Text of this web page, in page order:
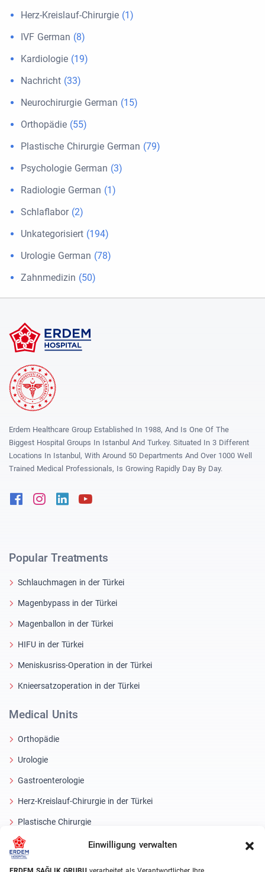
Einwilligung verwalten
Herz-Kreislauf-Chirurgie (1)
IVF German (8)
Kardiologie (19)
Nachricht (33)
Neurochirurgie German (15)
Orthopädie (55)
Plastische Chirurgie German (79)
Psychologie German (3)
Radiologie German (1)
Schlaflabor(2)
Unkategorisiert (194)
Urologie German (78)
Zahnmedizin (50)
Erdem Healthcare Group Established In 1988, And Is One Of The
Biggest Hospital Groups In Istanbul And Turkey. Situated In 3 Different
Locations In Istanbul, With Around 50 Departments And Over 1000 Well
Trained Medical Professionals, Is Growing Rapidly Day By Day.
FacebookInstagram
Linkedin
Popular Treatments
Schlauchmagen in der Türkei
Magenbypass in der Türkei
Magenballon in der Türkei
HIFU in der Türkei
Meniskusriss-Operation in der Türkei
Knieersatzoperation in der Türkei
Medical Units
Orthopädie
Urologie
Gastroenterologie
Herz-Kreislauf-Chirurgie in der Türkei
Plastische Chirurgie
Haartransplantationsbehandlungen